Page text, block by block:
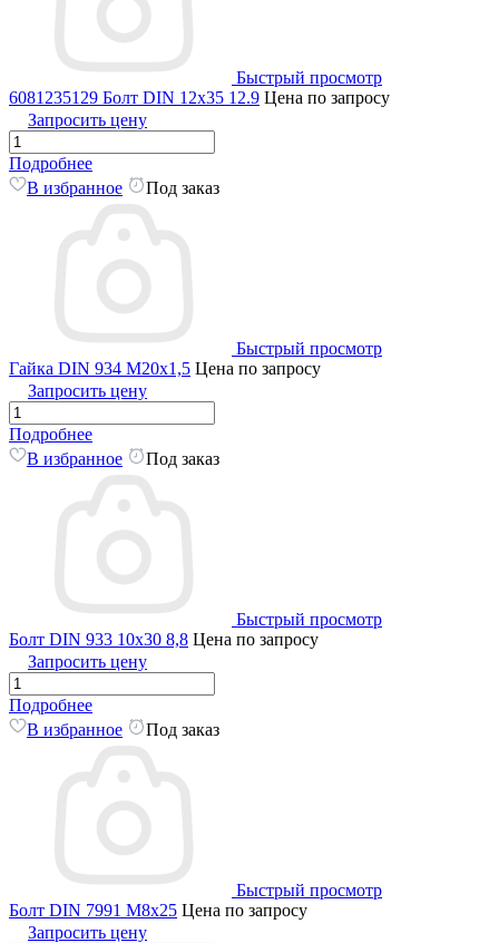
Быстрый просмотр
6081235129 Болт DIN 12x35 12.9 Цена по запросу
Запросить цену
Подробнее
В избранное
Под заказ
Быстрый просмотр
Гайка DIN 934 M20x1,5 Цена по запросу
Запросить цену
Подробнее
В избранное
Под заказ
Быстрый просмотр
Болт DIN 933 10х30 8,8 Цена по запросу
Запросить цену
Подробнее
В избранное
Под заказ
Быстрый просмотр
Болт DIN 7991 M8x25 Цена по запросу
Запросить цену